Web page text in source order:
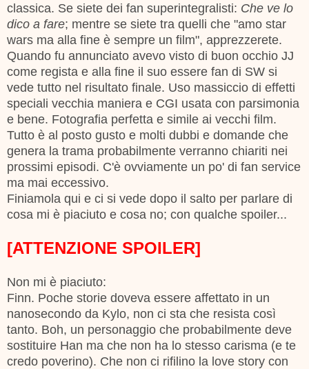
classica. Se siete dei fan superintegralisti: Che ve lo
dico a fare; mentre se siete tra quelli che "amo star
wars ma alla fine è sempre un film", apprezzerete.
Quando fu annunciato avevo visto di buon occhio JJ
come regista e alla fine il suo essere fan di SW si
vede tutto nel risultato finale. Uso massiccio di effetti
speciali vecchia maniera e CGI usata con parsimonia
e bene. Fotografia perfetta e simile ai vecchi film.
Tutto è al posto gusto e molti dubbi e domande che
genera la trama probabilmente verranno chiariti nei
prossimi episodi. C'è ovviamente un po' di fan service
ma mai eccessivo.
Finiamola qui e ci si vede dopo il salto per parlare di
cosa mi è piaciuto e cosa no; con qualche spoiler...
[ATTENZIONE SPOILER]
Non mi è piaciuto:
Finn. Poche storie doveva essere affettato in un
nanosecondo da Kylo, non ci sta che resista così
tanto. Boh, un personaggio che probabilmente deve
sostituire Han ma che non ha lo stesso carisma (e te
credo poverino). Che non ci rifilino la love story con